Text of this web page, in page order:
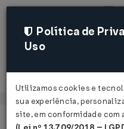
Página Inicial Notícias
Política de
Uso
Utilizamos cookies e
sua experiência,
site, em conformidade com